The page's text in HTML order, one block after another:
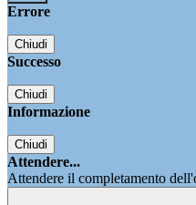
Errore
Chiudi
Successo
Chiudi
Informazione
Chiudi
Attendere...
Attendere il completamento